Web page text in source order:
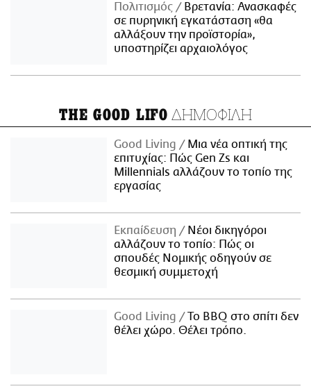
Πολιτισμός
Βρετανία: Ανασκαφές
σε πυρηνική εγκατάσταση «θα
αλλάξουν την προϊστορία»,
υποστηρίζει αρχαιολόγος
THE GOOD LIFO ΔΗΜΟΦΙΛΗ
Good Living
Μια νέα οπτική της
επιτυχίας: Πώς Gen Zs και
Millennials αλλάζουν το τοπίο της
εργασίας
Εκπαίδευση
Νέοι δικηγόροι
αλλάζουν το τοπίο: Πώς οι
σπουδές Νομικής οδηγούν σε
θεσμική συμμετοχή
Good Living
Το BBQ στο σπίτι δεν
θέλει χώρο. Θέλει τρόπο.